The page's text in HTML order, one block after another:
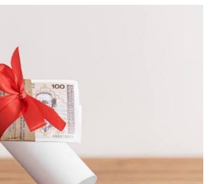
Tuzlanskog kantona sprovodi